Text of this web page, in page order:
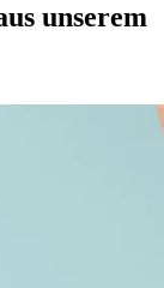
unserem